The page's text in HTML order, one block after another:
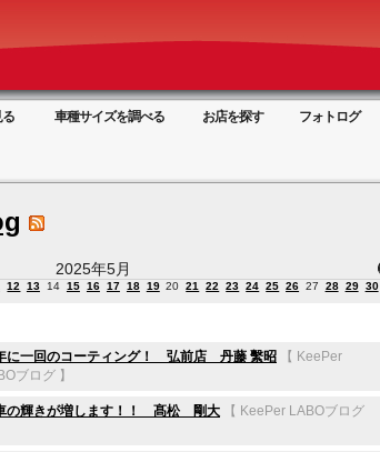
車種サイズを調べる お店を探す フォトログ
2025年5月
12 13 14 15 16 17 18 19 20 21 22 23 24 25 26 27 28 29 30
に一回のコーティング！ 弘前店 丹藤 繫昭 【 KeePer
ブログ 】
の輝きが増します！！ 髙松 剛大 【 KeePer LABOブログ